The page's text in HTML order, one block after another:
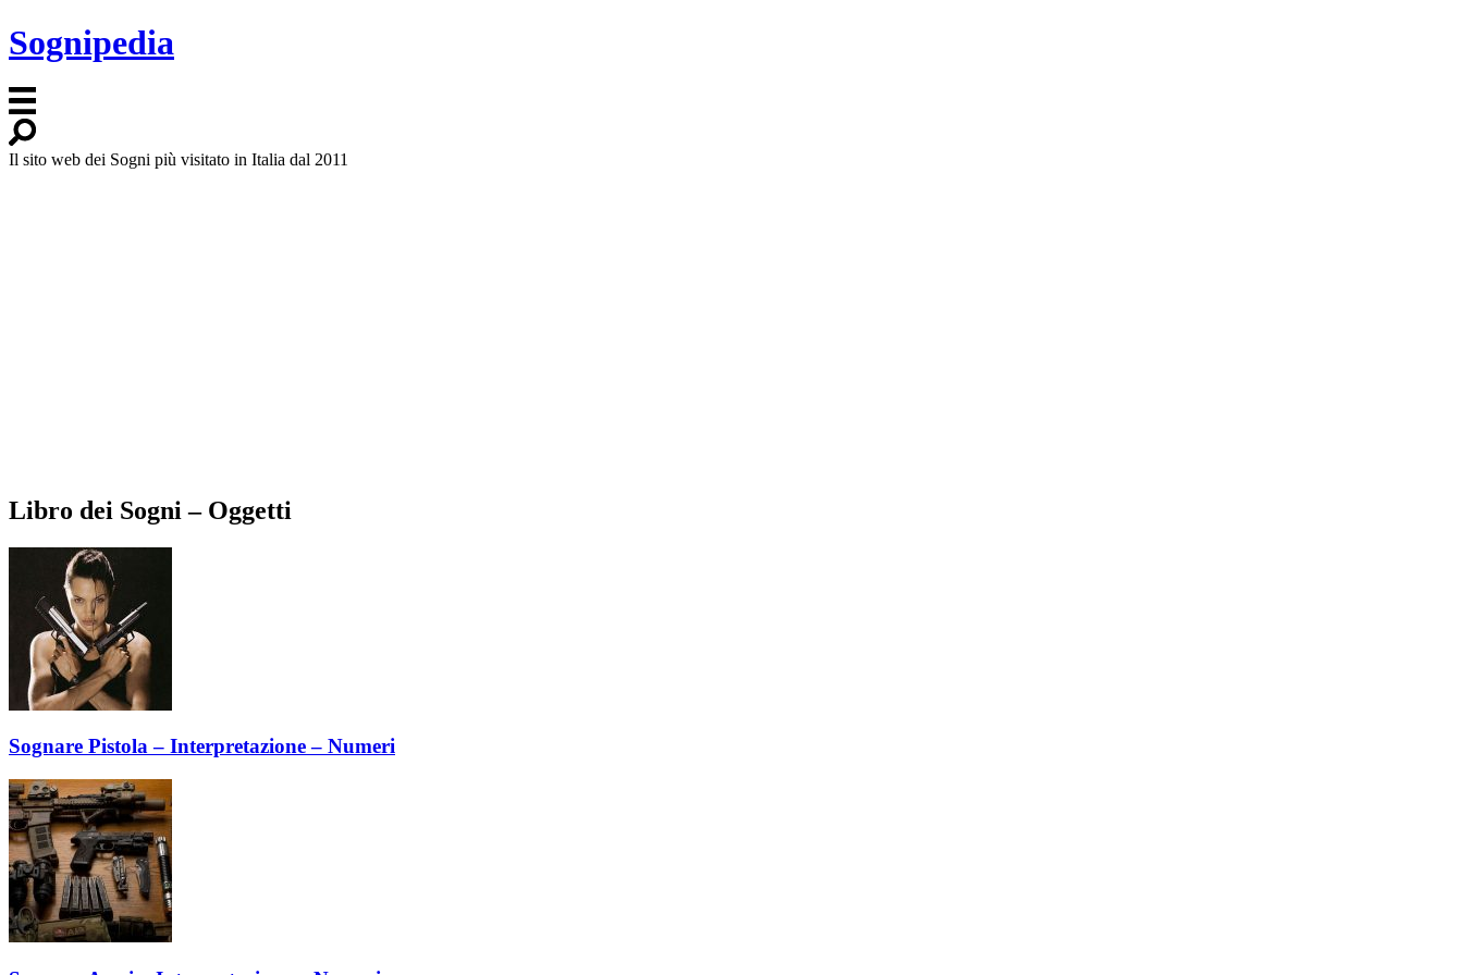
Sognipedia
Il sito web dei Sogni più visitato in Italia dal 2011
Libro dei Sogni – Oggetti
Sognare Pistola – Interpretazione – Numeri